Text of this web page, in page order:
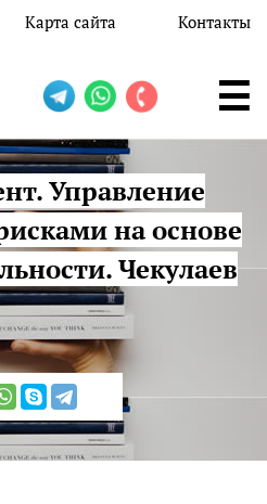
Карта сайта Контакты
Управление
на основе
Чекулаев